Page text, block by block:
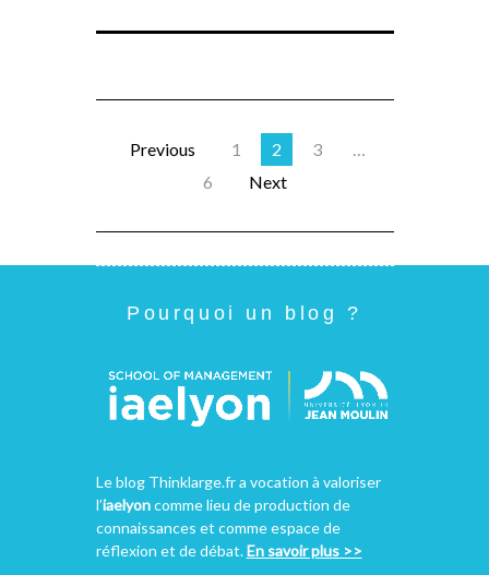
Previous 1 2 3
…
6
Next
Pourquoi un blog ?
Le blog Thinklarge.fr a vocation à valoriser
l’iaelyoncomme lieu de production de
connaissances et comme espace de
réflexion et de débat. En savoir plus >>